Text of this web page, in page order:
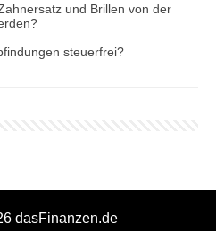
und Brillen von der
steuerfrei?
dasFinanzen.de